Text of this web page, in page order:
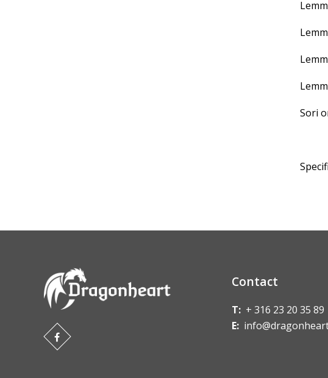
Sori
Contact
T: + 316 23 20 35 89
E: